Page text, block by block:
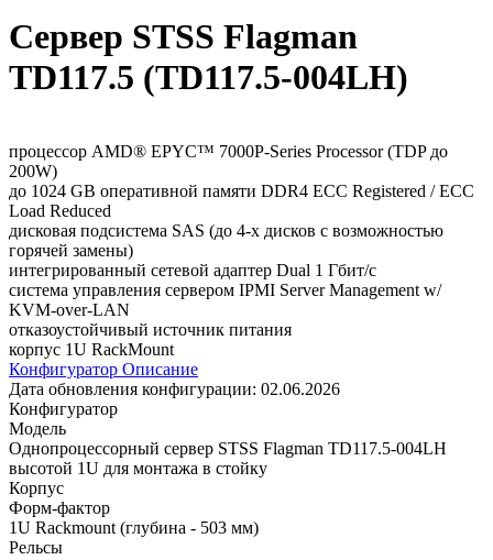
Сервер STSS Flagman
TD117.5 (TD117.5-004LH)
процессор AMD® EPYC™ 7000P-Series Processor (TDP до
200W)
до 1024 GB оперативной памяти DDR4 ECC Registered / ECC
Load Reduced
дисковая подсистема SAS (до 4-х дисков с возможностью
горячей замены)
интегрированный сетевой адаптер Dual 1 Гбит/с
система управления сервером IPMI Server Management w/
KVM-over-LAN
отказоустойчивый источник питания
корпус 1U RackMount
Конфигуратор Описание
Дата обновления конфигурации: 02.06.2026
Конфигуратор
Модель
Однопроцессорный сервер STSS Flagman TD117.5-004LH
высотой 1U для монтажа в стойку
Корпус
Форм-фактор
1U Rackmount (глубина - 503 мм)
Рельсы